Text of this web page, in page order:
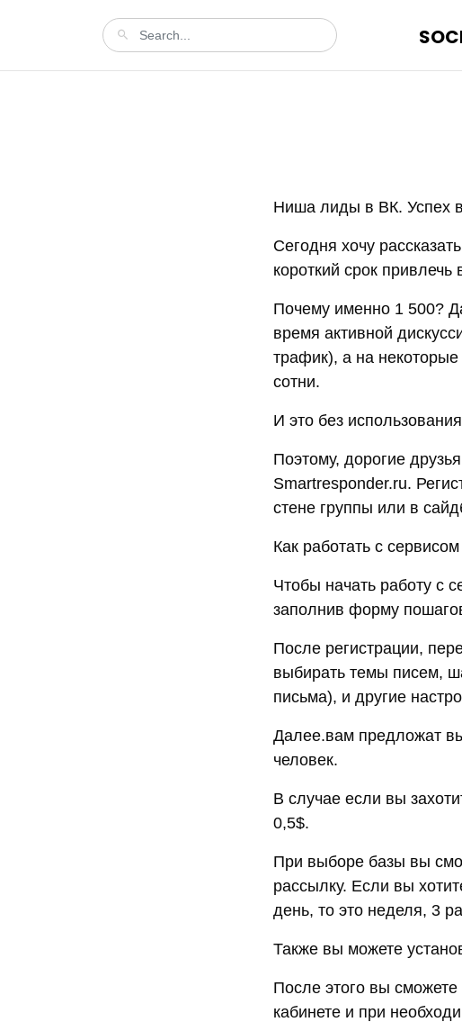
Ниша лиды в ВК. Успех
Сегодня хочу
короткий срок привлечь
Почему именно 1 500?
время активной
трафик), а на
сотни.
И это без
Поэтому, дорогие
Smartresponder.ru.
стене группы или в
Как работать с
Чтобы начать работу с
заполнив форму
После регистрации,
выбирать темы писем,
письма), и другие
Далее.вам предложат
человек.
В случае если вы
0,5$.
При выборе базы вы
рассылку. Если вы
день, то это неделя, 3
Также вы можете
После этого вы
кабинете и при